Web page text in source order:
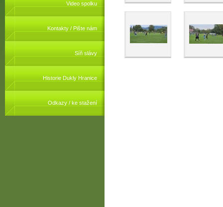
Video spolku
Kontakty / Pište nám
Síň slávy
Historie Dukly Hranice
Odkazy / ke stažení